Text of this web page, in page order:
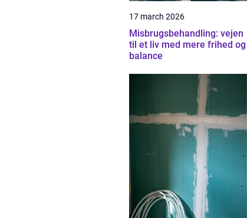
17 march 2026
Misbrugsbehandling: vejen
til et liv med mere frihed og
balance